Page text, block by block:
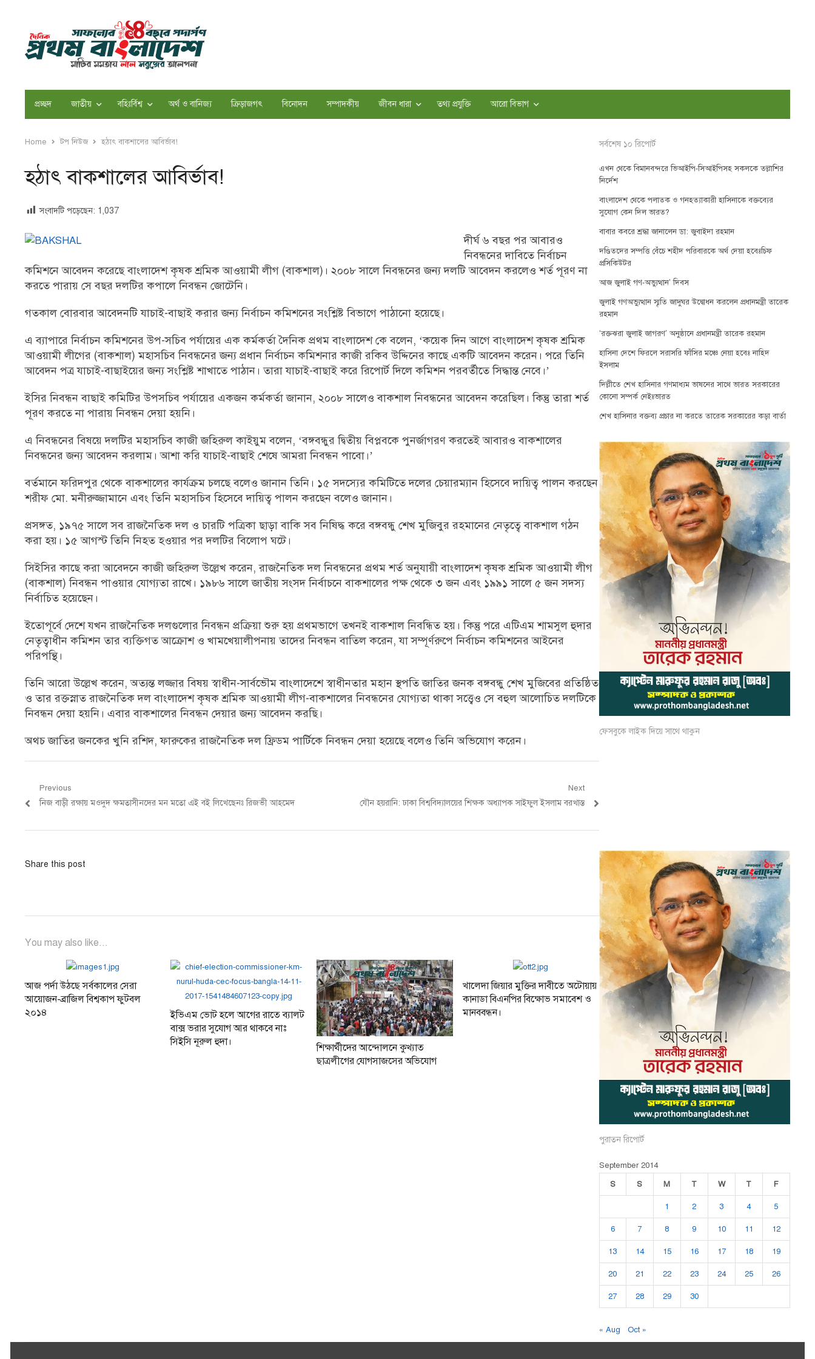
প্রচ্ছদ জাতীয় বহিঃর্বিশ্ব অর্থ ও বানিজ্য ক্রিড়াজগৎ বিনোদন সম্পাদকীয় জীবন ধারা তথ্য প্রযুক্তি আরো বিভাগ
Home টপ নিউজ হঠাৎ বাকশালের আবির্ভাব!
হঠাৎ বাকশালের আবির্ভাব!
সংবাদটি পড়েছেন: 1,037
দীর্ঘ ৬ বছর পর আবারও
নিবন্ধনের দাবিতে নির্বাচন
কমিশনে আবেদন করেছে বাংলাদেশ কৃষক শ্রমিক আওয়ামী লীগ (বাকশাল)। ২০০৮ সালে নিবন্ধনের জন্য দলটি আবেদন করলেও শর্ত পূরণ না
করতে পারায় সে বছর দলটির কপালে নিবন্ধন জোটেনি।
গতকাল বোরবার আবেদনটি যাচাই-বাছাই করার জন্য নির্বাচন কমিশনের সংশ্লিষ্ট বিভাগে পাঠানো হয়েছে।
এ ব্যাপারে নির্বাচন কমিশনের উপ-সচিব পর্যায়ের এক কর্মকর্তা দৈনিক প্রথম বাংলাদেশ কে বলেন, ‘কয়েক দিন আগে বাংলাদেশ কৃষক শ্রমিক
আওয়ামী লীগের (বাকশাল) মহাসচিব নিবন্ধনের জন্য প্রধান নির্বাচন কমিশনার কাজী রকিব উদ্দিনের কাছে একটি আবেদন করেন। পরে তিনি
আবেদন পত্র যাচাই-বাছাইয়ের জন্য সংশ্লিষ্ট শাখাতে পাঠান। তারা যাচাই-বাছাই করে রিপোর্ট দিলে কমিশন পরবর্তীতে সিদ্ধান্ত নেবে।’
ইসির নিবন্ধন বাছাই কমিটির উপসচিব পর্যায়ের একজন কর্মকর্তা জানান, ২০০৮ সালেও বাকশাল নিবন্ধনের আবেদন করেছিল। কিন্তু তারা শর্ত
পূরণ করতে না পারায় নিবন্ধন দেয়া হয়নি।
এ নিবন্ধনের বিষয়ে দলটির মহাসচিব কাজী জহিরুল কাইয়ুম বলেন, ‘বঙ্গবন্ধুর দ্বিতীয় বিপ্লবকে পুনর্জাগরণ করতেই আবারও বাকশালের
নিবন্ধনের জন্য আবেদন করলাম। আশা করি যাচাই-বাছাই শেষে আমরা নিবন্ধন পাবো।’
বর্তমানে ফরিদপুর থেকে বাকশালের কার্যক্রম চলছে বলেও জানান তিনি। ১৫ সদস্যের কমিটিতে দলের চেয়ারম্যান হিসেবে দায়িত্ব পালন করছেন
শরীফ মো. মনীরুজ্জামানে এবং তিনি মহাসচিব হিসেবে দায়িত্ব পালন করছেন বলেও জানান।
প্রসঙ্গত, ১৯৭৫ সালে সব রাজনৈতিক দল ও চারটি পত্রিকা ছাড়া বাকি সব নিষিদ্ধ করে বঙ্গবন্ধু শেখ মুজিবুর রহমানের নেতৃত্বে বাকশাল গঠন
করা হয়। ১৫ আগস্ট তিনি নিহত হওয়ার পর দলটির বিলোপ ঘটে।
সিইসির কাছে করা আবেদনে কাজী জহিরুল উল্লেখ করেন, রাজনৈতিক দল নিবন্ধনের প্রথম শর্ত অনুযায়ী বাংলাদেশ কৃষক শ্রমিক আওয়ামী লীগ
(বাকশাল) নিবন্ধন পাওয়ার যোগ্যতা রাখে। ১৯৮৬ সালে জাতীয় সংসদ নির্বাচনে বাকশালের পক্ষ থেকে ৩ জন এবং ১৯৯১ সালে ৫ জন সদস্য
নির্বাচিত হয়েছেন।
ইতোপূর্বে দেশে যখন রাজনৈতিক দলগুলোর নিবন্ধন প্রক্রিয়া শুরু হয় প্রথমভাগে তখনই বাকশাল নিবন্ধিত হয়। কিন্তু পরে এটিএম শামসুল হুদার
নেতৃত্বাধীন কমিশন তার ব্যক্তিগত আক্রোশ ও খামখেয়ালীপনায় তাদের নিবন্ধন বাতিল করেন, যা সম্পূর্ণরুপে নির্বাচন কমিশনের আইনের
পরিপন্থি।
তিনি আরো উল্লেখ করেন, অত্যন্ত লজ্জার বিষয় স্বাধীন-সার্বভৌম বাংলাদেশে স্বাধীনতার মহান স্থপতি জাতির জনক বঙ্গবন্ধু শেখ মুজিবের প্রতিষ্ঠিত
ও তার রক্তস্নাত রাজনৈতিক দল বাংলাদেশ কৃষক শ্রমিক আওয়ামী লীগ-বাকশালের নিবন্ধনের যোগ্যতা থাকা সত্ত্বেও সে বহুল আলোচিত দলটিকে
নিবন্ধন দেয়া হয়নি। এবার বাকশালের নিবন্ধন দেয়ার জন্য আবেদন করছি।
অথচ জাতির জনকের খুনি রশিদ, ফারুকের রাজনৈতিক দল ফ্রিডম পার্টিকে নিবন্ধন দেয়া হয়েছে বলেও তিনি অভিযোগ করেন।
Post
navigation
Previous
Previous
নিজ বাড়ী রক্ষায় মওদুদ ক্ষমতাসীনদের মন মতো এই বই লিখেছেনঃ রিজভী আহমেদ
Next
Next
যৌন হয়রানি: ঢাকা বিশ্ববিদ্যালয়ের শিক্ষক অধ্যাপক সাইফুল ইসলাম বরখাস্ত
Share this post
You may also like...
আজ পর্দা উঠছে সর্বকালের সেরা
আয়োজন-ব্রাজিল বিশ্বকাপ ফুটবল
২০১৪
ইভিএম ভোট হলে আগের রাতে ব্যালট
বাক্স ভরার সুযোগ আর থাকবে নাঃ
সিইসি নূরুল হুদা।
শিক্ষার্থীদের আন্দোলনে কুখ্যাত
ছাত্রলীগের যোগসাজসের অভিযোগ
খালেদা জিয়ার মুক্তির দাবীতে অটোয়ায়
কানাডা বিএনপির বিক্ষোভ সমাবেশ ও
মানববন্ধন।
সর্বশেষ ১০ রিপোর্ট
এখন থেকে বিমানবন্দরে ভিআইপি-সিআইপিসহ সকলকে তল্লাশির
নির্দেশ
বাংলাদেশ থেকে পলাতক ও গনহত্যাকারী হাসিনাকে বক্তব্যের
সুযোগ কেন দিল ভারত?
বাবার কবরে শ্রদ্ধা জানালেন ডা: জুবাইদা রহমান
দণ্ডিতদের সম্পত্তি বেঁচে শহীদ পরিবারকে অর্থ দেয়া হবেঃচিফ
প্রসিকিউটর
আজ জুলাই গণ-অভ্যুত্থান’ দিবস
জুলাই গণঅভ্যুত্থান স্মৃতি জাদুঘর উদ্বোধন করলেন প্রধানমন্ত্রী তারেক
রহমান
‘রক্তঝরা জুলাই জাগরণ’ অনুষ্ঠানে প্রধানমন্ত্রী তারেক রহমান
হাসিনা দেশে ফিরলে সরাসরি ফাঁসির মঞ্চে নেয়া হবেঃ নাহিদ
ইসলাম
দিল্লীতে শেখ হাসিনার গণমাধ্যম ভাষনের সাথে ভারত সরকারের
কোনো সম্পর্ক নেইঃভারত
শেখ হাসিনার বক্তব্য প্রচার না করতে তারেক সরকারের কড়া বার্তা
ফেসবুকে লাইক দিয়ে সাথে থাকুন
পুরাতন রিপোর্ট
September 2014
S
S M T W T F
1 2 3 4 5
6 7 8 9 10 11 12
13 14 15 16 17 18 19
20 21 22 23 24 25 26
27 28 29 30
« Aug Oct »